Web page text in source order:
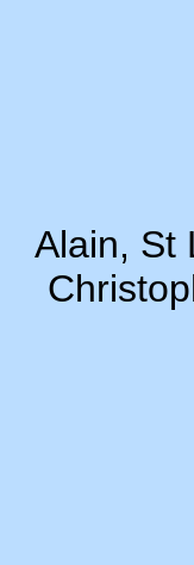
Alain, St